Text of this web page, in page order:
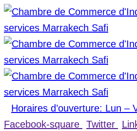
Horaires d’ouverture: Lun –
Facebook-square
Twitter